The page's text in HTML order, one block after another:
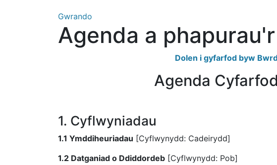
Gwrando
Agenda a
Dolen i gyfarfod byw
Agenda
1. Cyflwyniadau
1.1 Ymddiheuriadau [Cyflwynydd: Cadeirydd]
1.2 Datganiad o Ddiddordeb [Cyflwynydd: Pob]